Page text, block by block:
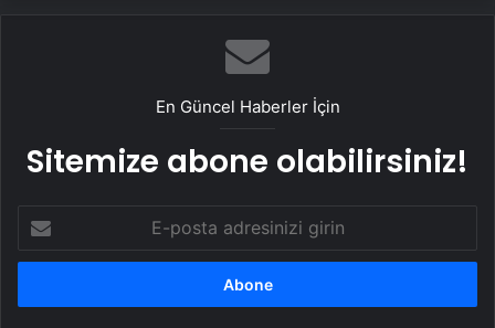
En Güncel Haberler İçin
Sitemize abone olabilirsiniz!
posta
adresinizi